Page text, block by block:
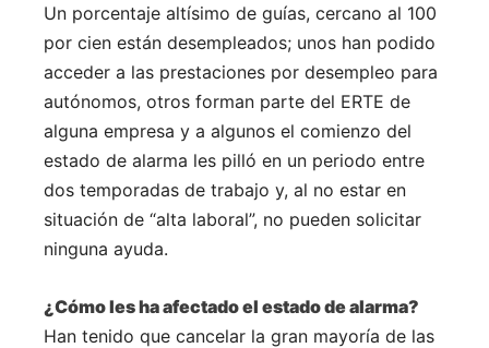
Un porcentaje altísimo de guías, cercano al 100
por cien están desempleados; unos han podido
acceder a las prestaciones por desempleo para
autónomos, otros forman parte del ERTE de
alguna empresa y a algunos el comienzo del
estado de alarma les pilló en un periodo entre
dos temporadas de trabajo y, al no estar en
situación de “alta laboral”, no pueden solicitar
ninguna ayuda.
¿Cómo les ha afectado el estado de alarma?
Han tenido que cancelar la gran mayoría de las